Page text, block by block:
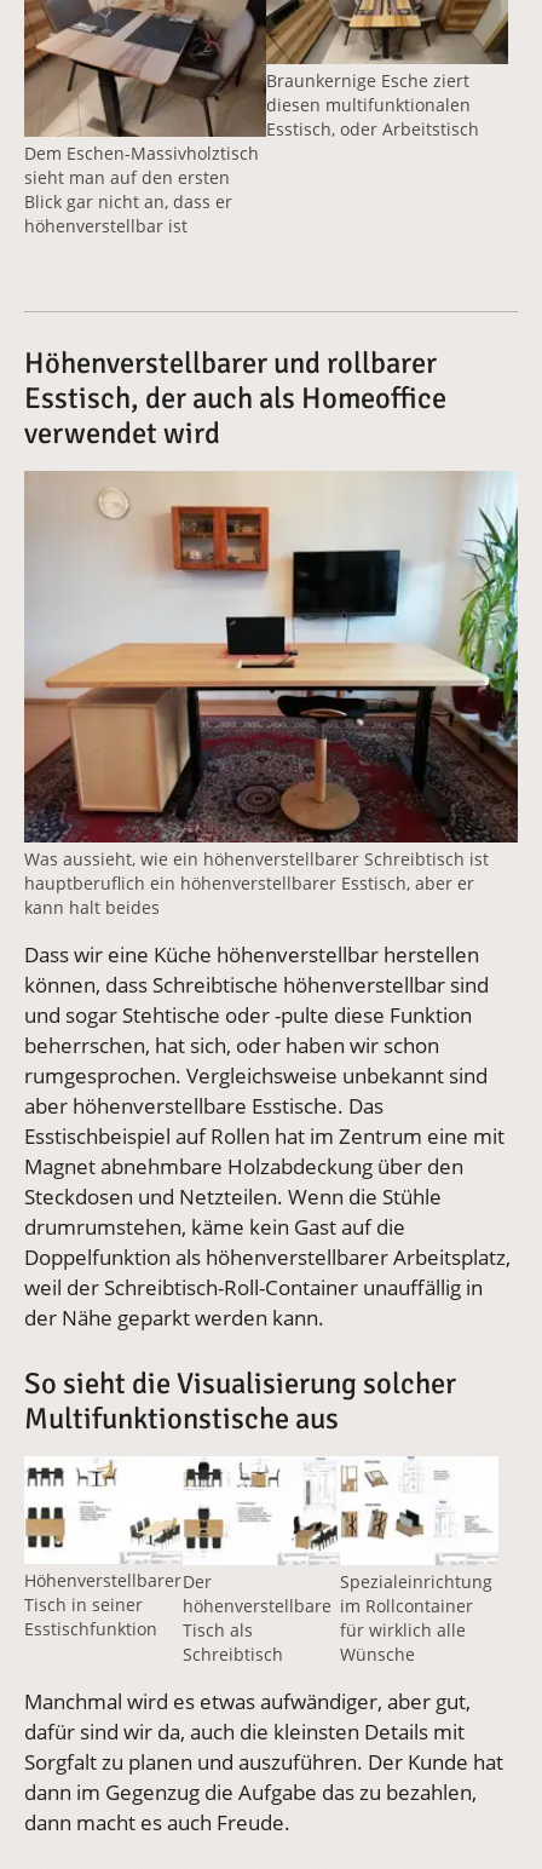
Dem Eschen-Massivholztisch
sieht man auf den ersten
Blick gar nicht an, dass er
höhenverstellbar ist
Braunkernige Esche ziert
diesen multifunktionalen
Esstisch, oder Arbeitstisch
Höhenverstellbarer und rollbarer
Esstisch, der auch als Homeoffice
verwendet wird
Vergrößerte Version anzeigen für Ess- und
Was aussieht, wie ein höhenverstellbarer Schreibtisch ist
hauptberuflich ein höhenverstellbarer Esstisch, aber er
kann halt beides
Dass wir eine Küche höhenverstellbar herstellen
können, dass Schreibtische höhenverstellbar sind
und sogar Stehtische oder -pulte diese Funktion
beherrschen, hat sich, oder haben wir schon
rumgesprochen. Vergleichsweise unbekannt sind
aber höhenverstellbare Esstische. Das
Esstischbeispiel auf Rollen hat im Zentrum eine mit
Magnet abnehmbare Holzabdeckung über den
Steckdosen und Netzteilen. Wenn die Stühle
drumrumstehen, käme kein Gast auf die
Doppelfunktion als höhenverstellbarer Arbeitsplatz,
weil der Schreibtisch-Roll-Container unauffällig in
der Nähe geparkt werden kann.
So sieht die Visualisierung solcher
Multifunktionstische aus
Vergrößerte Version anzeigen für Höhenverstellbarer
Höhenverstellbarer
Tisch in seiner
Esstischfunktion
Vergrößerte Version anzeigen für
Der
höhenverstellbare
Tisch als
Schreibtisch
Vergrößerte Version
Spezialeinrichtung
im Rollcontainer
für wirklich alle
Wünsche
Manchmal wird es etwas aufwändiger, aber gut,
dafür sind wir da, auch die kleinsten Details mit
Sorgfalt zu planen und auszuführen. Der Kunde hat
dann im Gegenzug die Aufgabe das zu bezahlen,
dann macht es auch Freude.